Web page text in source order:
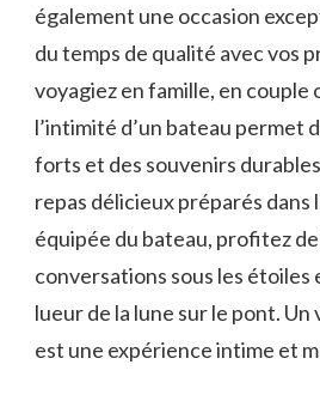
également une occasion
du temps de‌ qualité​ avec vos
voyagiez en famille, en couple
l’intimité d’un‌ bateau permet
forts et des​ souvenirs
repas délicieux ⁢préparés dans
équipée du‌ bateau, ⁣profitez
conversations sous ​les étoiles
lueur de la lune sur le pont. Un
est une⁢ expérience⁤ intime et